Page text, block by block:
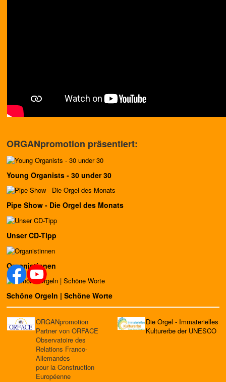
ORGANpromotion präsentiert:
Young Organists - 30 under 30
Pipe Show - Die Orgel des Monats
Unser CD-Tipp
Organistinnen
Schöne Orgeln | Schöne Worte
ORGANpromotion
Partner von ORFACE
Observatoire des
Relations Franco-
Allemandes
pour la Construction
Européenne
Die Orgel - Immaterielles
Kulturerbe der UNESCO